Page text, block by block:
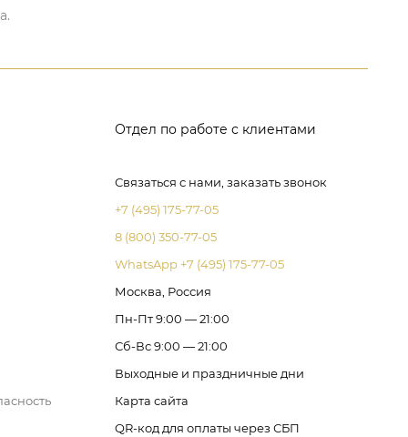
Отдел по работе с клиентами
Связаться с нами, заказать звонок
+7 (495) 175-77-05
8 (800) 350-77-05
WhatsApp +7 (495) 175-77-05
Москва, Россия
Пн-Пт 9:00 — 21:00
Сб-Вс 9:00 — 21:00
Выходные и праздничные дни
Карта сайта
QR-код для оплаты через СБП